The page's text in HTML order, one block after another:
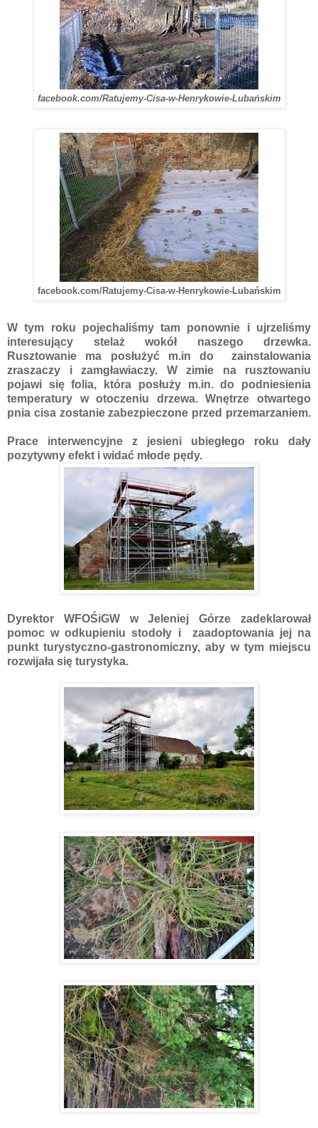
facebook.com/Ratujemy-Cisa-w-Henrykowie-Lubańskim
facebook.com/Ratujemy-Cisa-w-Henrykowie-Lubańskim
W tym roku pojechaliśmy tam ponownie i ujrzeliśmy
interesujący stelaż wokół naszego drzewka.
Rusztowanie ma posłużyć m.in do zainstalowania
zraszaczy i zamgławiaczy. W zimie na rusztowaniu
pojawi się folia, która posłuży m.in. do podniesienia
temperatury w otoczeniu drzewa. Wnętrze otwartego
pnia cisa zostanie zabezpieczone przed przemarzaniem.
Prace interwencyjne z jesieni ubiegłego roku dały
pozytywny efekt i widać młode pędy.
Dyrektor WFOŚiGW w Jeleniej Górze zadeklarował
pomoc w odkupieniu stodoły i zaadoptowania jej na
punkt turystyczno-gastronomiczny, aby w tym miejscu
rozwijała się turystyka.